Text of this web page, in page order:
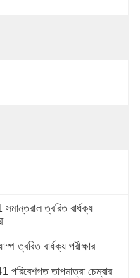
ত্বরিত বার্ধক্য
ত্বরিত বার্ধক্য পরীক্ষার
তাপমাত্রা চেম্বার